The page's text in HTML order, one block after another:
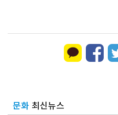
문화 최신뉴스